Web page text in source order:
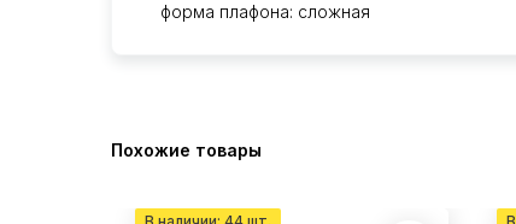
форма плафона: сложная
Похожие товары